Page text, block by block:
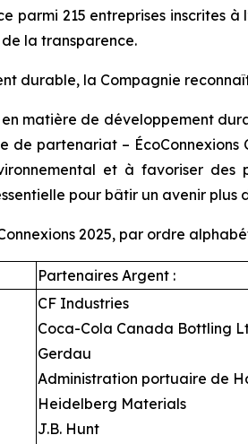
parmi 215 entreprises inscrites
la transparence.
durable, la Compagnie
matière de développement
de partenariat –
et à favoriser des
pour bâtir un avenir plus
2025, par ordre
Partenaires Argent :
CF Industries
Coca-Cola Canada Bottling
Gerdau
Administration portuaire de
Heidelberg Materials
J.B. Hunt